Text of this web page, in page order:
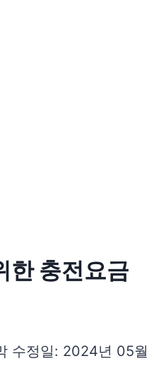
한 충전요금
수정일: 2024년 05월